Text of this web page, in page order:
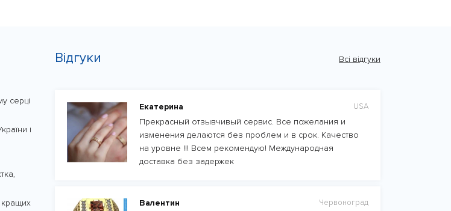
серці
і
кращих
Відгуки Всі відгуки
Екатерина USA
Прекрасный отзывчивый сервис. Все пожелания и
изменения делаются без проблем и в срок. Качество
на уровне !!! Всем рекомендую! Международная
доставка без задержек
Валентин Червоноград